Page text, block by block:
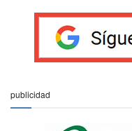
publicidad